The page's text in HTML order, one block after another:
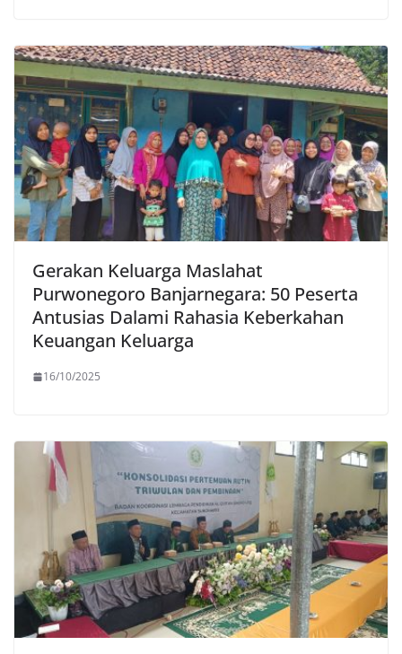
Gerakan Keluarga Maslahat
Purwonegoro Banjarnegara: 50 Peserta
Antusias Dalami Rahasia Keberkahan
Keuangan Keluarga
16/10/2025